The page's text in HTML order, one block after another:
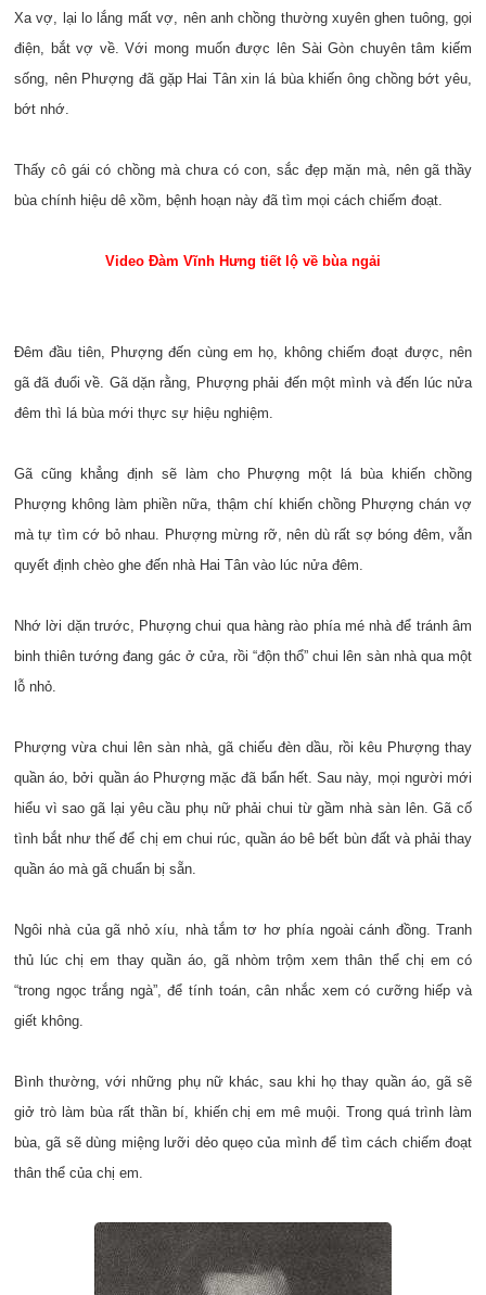
Xa vợ, lại lo lắng mất vợ, nên anh chồng thường xuyên ghen tuông, gọi
điện, bắt vợ về. Với mong muốn được lên Sài Gòn chuyên tâm kiếm
sống, nên Phượng đã gặp Hai Tân xin lá bùa khiến ông chồng bớt yêu,
bớt nhớ.
Thấy cô gái có chồng mà chưa có con, sắc đẹp mặn mà, nên gã thầy
bùa chính hiệu dê xồm, bệnh hoạn này đã tìm mọi cách chiếm đoạt.
Video Đàm Vĩnh Hưng tiết lộ về bùa ngải
Đêm đầu tiên, Phượng đến cùng em họ, không chiếm đoạt được, nên
gã đã đuổi về. Gã dặn rằng, Phượng phải đến một mình và đến lúc nửa
đêm thì lá bùa mới thực sự hiệu nghiệm.
Gã cũng khẳng định sẽ làm cho Phượng một lá bùa khiến chồng
Phượng không làm phiền nữa, thậm chí khiến chồng Phượng chán vợ
mà tự tìm cớ bỏ nhau. Phượng mừng rỡ, nên dù rất sợ bóng đêm, vẫn
quyết định chèo ghe đến nhà Hai Tân vào lúc nửa đêm.
Nhớ lời dặn trước, Phượng chui qua hàng rào phía mé nhà để tránh âm
binh thiên tướng đang gác ở cửa, rồi “độn thổ” chui lên sàn nhà qua một
lỗ nhỏ.
Phượng vừa chui lên sàn nhà, gã chiếu đèn dầu, rồi kêu Phượng thay
quần áo, bởi quần áo Phượng mặc đã bẩn hết. Sau này, mọi người mới
hiểu vì sao gã lại yêu cầu phụ nữ phải chui từ gầm nhà sàn lên. Gã cố
tình bắt như thế để chị em chui rúc, quần áo bê bết bùn đất và phải thay
quần áo mà gã chuẩn bị sẵn.
Ngôi nhà của gã nhỏ xíu, nhà tắm tơ hơ phía ngoài cánh đồng. Tranh
thủ lúc chị em thay quần áo, gã nhòm trộm xem thân thể chị em có
“trong ngọc trắng ngà”, để tính toán, cân nhắc xem có cưỡng hiếp và
giết không.
Bình thường, với những phụ nữ khác, sau khi họ thay quần áo, gã sẽ
giở trò làm bùa rất thần bí, khiến chị em mê muội. Trong quá trình làm
bùa, gã sẽ dùng miệng lưỡi dẻo quẹo của mình để tìm cách chiếm đoạt
thân thể của chị em.